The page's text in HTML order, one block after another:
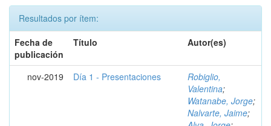
Resultados por ítem:
Fecha de
publicación
Título Autor(es)
nov-2019 Día 1 - Presentaciones
Robiglio,
Valentina;
Watanabe, Jorge;
Nalvarte, Jaime;